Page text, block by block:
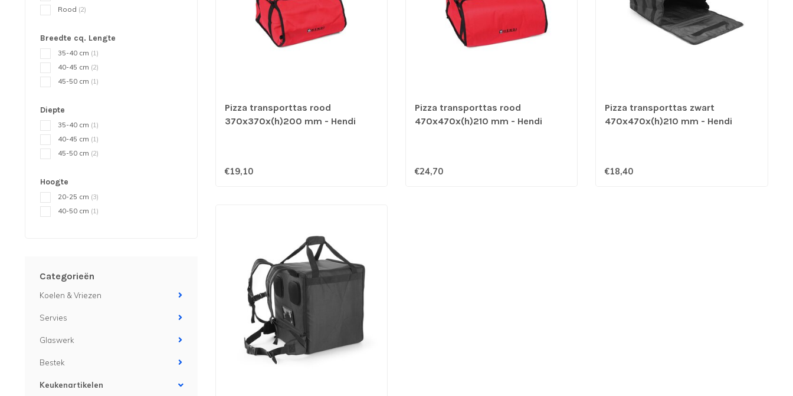
Rood (2)
Breedte cq. Lengte
35-40 cm (1)
40-45 cm (2)
45-50 cm (1)
Diepte
35-40 cm (1)
40-45 cm (1)
45-50 cm (2)
Hoogte
20-25 cm (3)
40-50 cm (1)
Categorieën
Koelen & Vriezen
Servies
Glaswerk
Bestek
Keukenartikelen
Pizza transporttas rood
370x370x(h)200 mm - Hendi
€19,10
Pizza transporttas rood
470x470x(h)210 mm - Hendi
€24,70
Pizza transporttas zwart
470x470x(h)210 mm - Hendi
€18,40